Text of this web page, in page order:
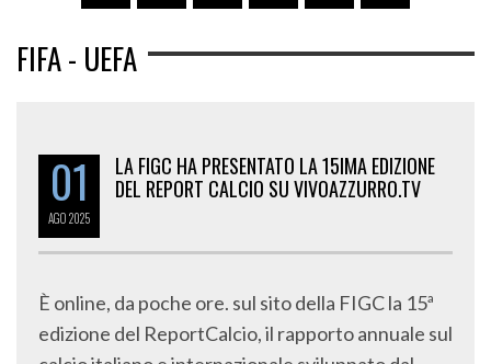
FIFA - UEFA
01
AGO2025
DEL REPORT CALCIO SU VIVOAZZURRO.TV
edizione del ReportCalcio, il rapporto annuale sul
calcio italiano e internazionale sviluppato dal